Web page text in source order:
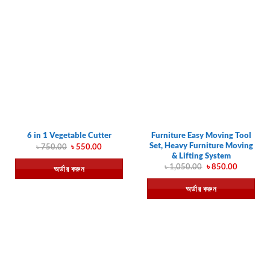
6 in 1 Vegetable Cutter
৳750.00 Original
was:
৳ 750.00.
৳550.00Current
is:
৳ 550.00.
অর্ডার করুন
Furniture Easy Moving Tool
Set, Heavy Furniture Moving
& Lifting System
৳1,050.00 Original
was:
৳ 1,050.00.
৳850.00Current
is:
৳ 850.00.
অর্ডার করুন